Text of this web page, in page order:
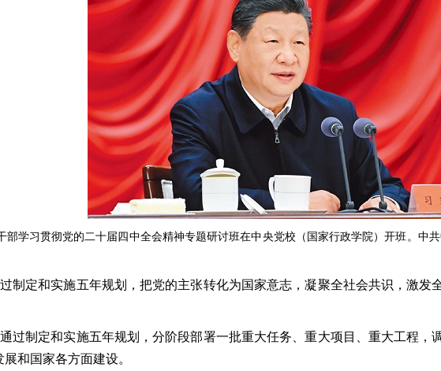
学习贯彻党的二十届四中全会精神专题研讨班在中央党校（国家行政学院）开班。中
定和实施五年规划，把党的主张转化为国家意志，凝聚全社会共识，激发
制定和实施五年规划，分阶段部署一批重大任务、重大项目、重大工程，
和国家各方面建设。